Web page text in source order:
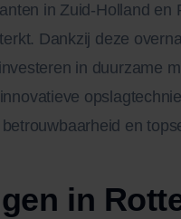
in Zuid-Holland en
Dankzij deze
in duurzame
en
in